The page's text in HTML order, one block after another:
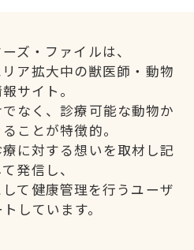
ズ・ファイルは、
ア拡大中の獣医師・動物
サイト。
なく、診療可能な動物か
ことが特徴的。
に対する想いを取材し記
発信し、
て健康管理を行うユーザ
しています。